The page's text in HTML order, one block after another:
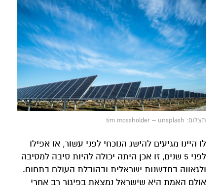
תצלום: tim mossholder – unsplash
לו היינו מגיעים להישג הנוכחי לפני עשור, או אפילו
לפני 5 שנים, זו אכן היתה יכולה להיות סיבה למסיבה
ולגאווה בחדשנות ישראלית ובהובלת העולם בתחום.
אולם האמת היא שישראל נמצאת בפיגור רב אחרי